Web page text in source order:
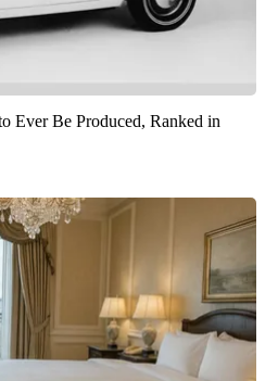
Ever Be Produced, Ranked in